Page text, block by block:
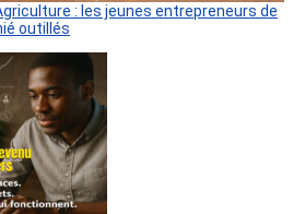
: les jeunes entrepreneurs de
outillés